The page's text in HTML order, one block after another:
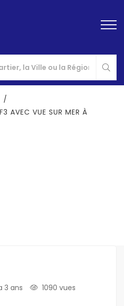
/
AVEC VUE SUR MER À
3 ans 1090 vues